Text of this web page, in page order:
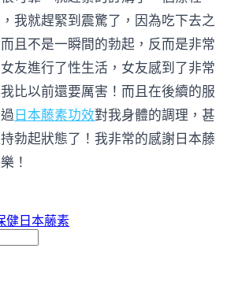
我就趕緊到震驚了，因為吃下去之
且不是一瞬間的勃起，反而是非常
友進行了性生活，女友感到了非常
比以前還要厲害！而且在後續的服
日本藤素功效對我身體的調理，甚
勃起狀態了！我非常的感謝日本藤
！
健 日本藤素